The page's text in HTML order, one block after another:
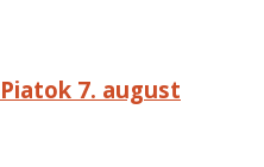
7. august